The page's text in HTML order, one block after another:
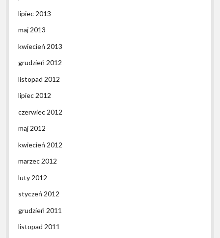
lipiec 2013
maj 2013
kwiecień 2013
grudzień 2012
listopad 2012
lipiec 2012
czerwiec 2012
maj 2012
kwiecień 2012
marzec 2012
luty 2012
styczeń 2012
grudzień 2011
listopad 2011